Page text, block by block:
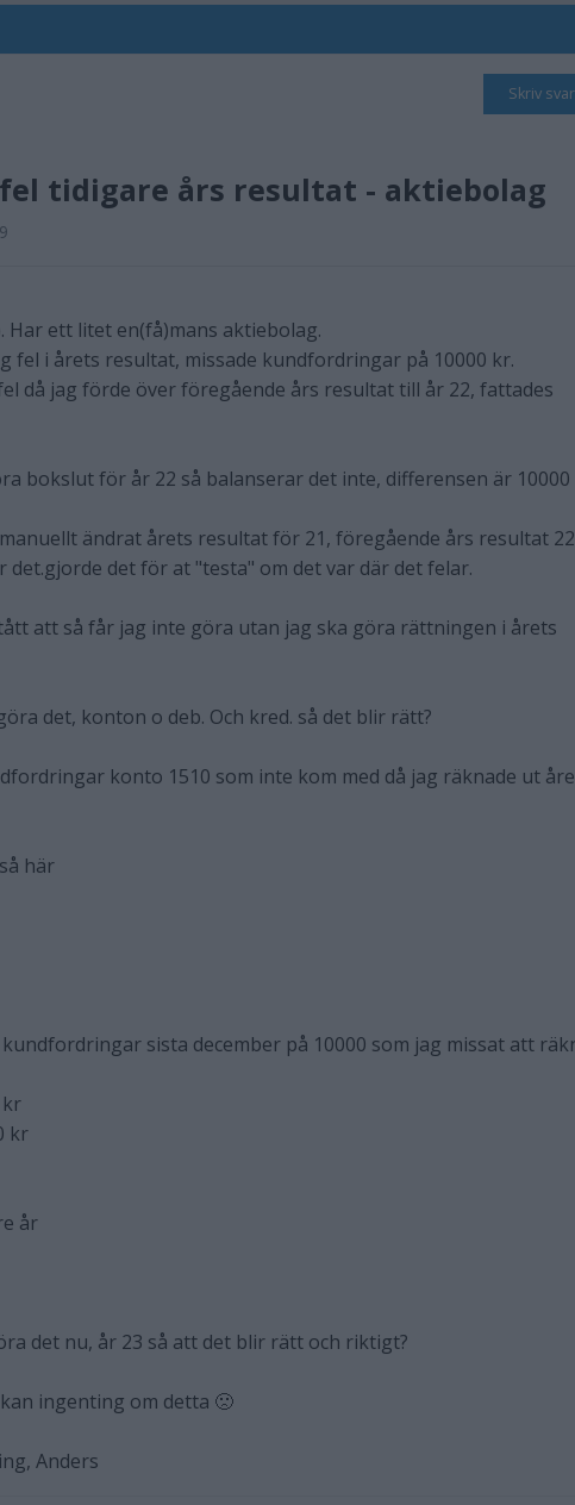
Skriv svar
tidigare års resultat - aktiebolag
Har ett litet en(få)mans aktiebolag.
fel i årets resultat, missade kundfordringar på 10000 kr.
då jag förde över föregående års resultat till år 22, fattades
bokslut för år 22 så balanserar det inte, differensen är 10000
ändrat årets resultat för 21, föregående års resultat 22
det.gjorde det för at "testa" om det var där det felar.
att så får jag inte göra utan jag ska göra rättningen i årets
det, konton o deb. Och kred. så det blir rätt?
konto 1510 som inte kom med då jag räknade ut
här
sista december på 10000 som jag missat att
kr
kr
år
det nu, år 23 så att det blir rätt och riktigt?
ingenting om detta 🙁
Anders